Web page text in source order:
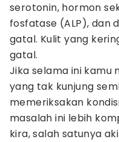
serotonin, hormon
fosfatase (ALP), dan
gatal. Kulit yang
gatal.
Jika selama ini kamu
yang tak kunjung
memeriksakan
masalah ini lebih
kira, salah satunya